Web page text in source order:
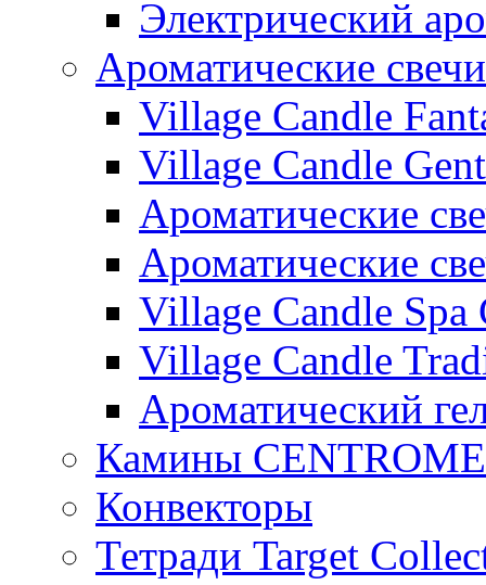
Электрический
Ароматические
Village Candle
Village Candle
Ароматические
Ароматические
Village Candle Spa
Village Candle
Ароматический
Камины
Конвекторы
Тетради Target